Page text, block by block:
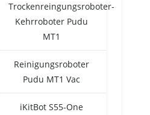
Trockenreingungsroboter-
Kehrroboter Pudu
MT1
Reinigungsroboter
Pudu MT1 Vac
iKitBot S55-One